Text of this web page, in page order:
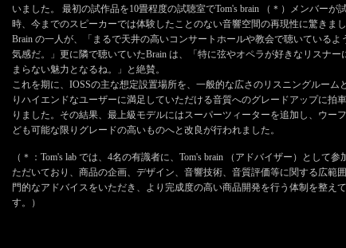
いました。 最初の試作品を10畳程度の試聴室でTom's brain （＊）メンバーが
時、今までのスピーカーでは体験したことのない音響空間の再現性に驚きまし
Brain の一人が、「まるで天井の高いコンサートホールや教会で聴いているよ
気感だ。」更に隣で聴いていたBrain は、「特に弦やオペラが好きなリスナー
まらない魅力となるね。」と絶賛。
これを期に、IOSSの主な想定設置場所を、一般的な広さのリスニングルーム
りハイエンドなユーザーに満足していただける音質へのグレードアップに拍
りました。その結果、最上級モデルにはスーパーツィーターを追加し、ウー
ども可能な限りグレードの高いものへと改良が行われました。
（＊：Tom's lab では、4名の有識者に、Tom's brain （アドバイザー）として参
ただいており、商品の企画、デザイン、音響技術、音質評価等に関する広範
門的なアドバイスをいただき、より完成度の高い商品開発を行う体制を整え
す。）